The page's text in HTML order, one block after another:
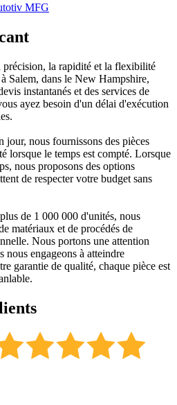
MFG
la rapidité et la flexibilité
Salem, dans le New Hampshire,
instantanés et des services de
ayez besoin d'un délai d'exécution
jour, nous fournissons des pièces
lorsque le temps est compté. Lorsque
nous proposons des options
de respecter votre budget sans
de 1 000 000 d'unités, nous
matériaux et de procédés de
Nous portons une attention
nous engageons à atteindre
garantie de qualité, chaque pièce est